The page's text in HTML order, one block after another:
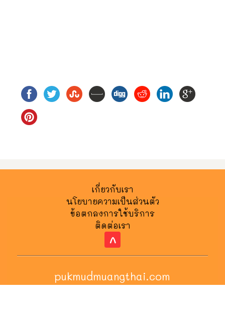
เกี่ยวกับเรา
นโยบายความเป็นส่วนตัว
ข้อตกลงการใช้บริการ
ติดต่อเรา
^
pukmudmuangthai.com